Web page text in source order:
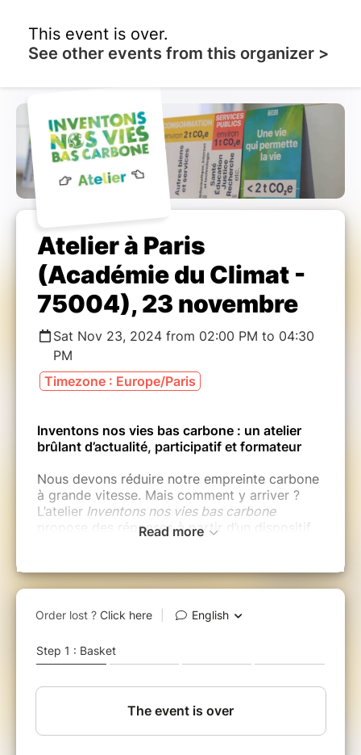
This event is over.
See other events from this organizer >
Atelier à Paris
(Académie du Climat -
75004), 23 novembre
Sat Nov 23, 2024 from 02:00 PM to 04:30
PM
Timezone : Europe/Paris
Inventons nos vies bas carbone : un atelier
brûlant d’actualité, participatif et formateur
Nous devons réduire notre empreinte carbone
à grande vitesse. Mais comment y arriver ?
L’atelier Inventons nos vies bas carbone
propose des réponses à partir d’un dispositif
Ce temps fort en groupe nous amène à
construire des solutions et des imaginaires
permettent en peu de temps de découvrir les
quotidien (alimentation, transport,
logement…).
en répondant à l’urgence climatique. Il nous
aide à comprendre pour agir efficacement et
Read more